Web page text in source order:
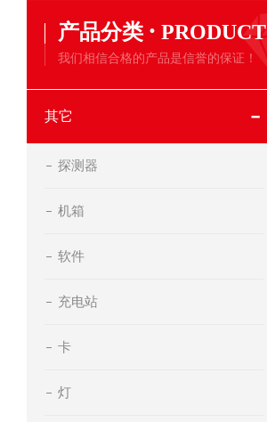
产品分类 · PRODUCT
我们相信合格的产品是信誉的保证！
其它
探测器
机箱
软件
充电站
卡
灯